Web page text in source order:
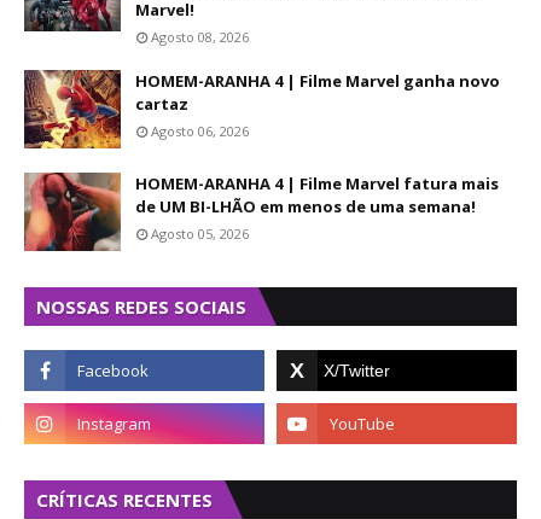
Marvel!
Agosto 08, 2026
HOMEM-ARANHA 4 | Filme Marvel ganha novo
cartaz
Agosto 06, 2026
HOMEM-ARANHA 4 | Filme Marvel fatura mais
de UM BI-LHÃO em menos de uma semana!
Agosto 05, 2026
NOSSAS REDES SOCIAIS
CRÍTICAS RECENTES